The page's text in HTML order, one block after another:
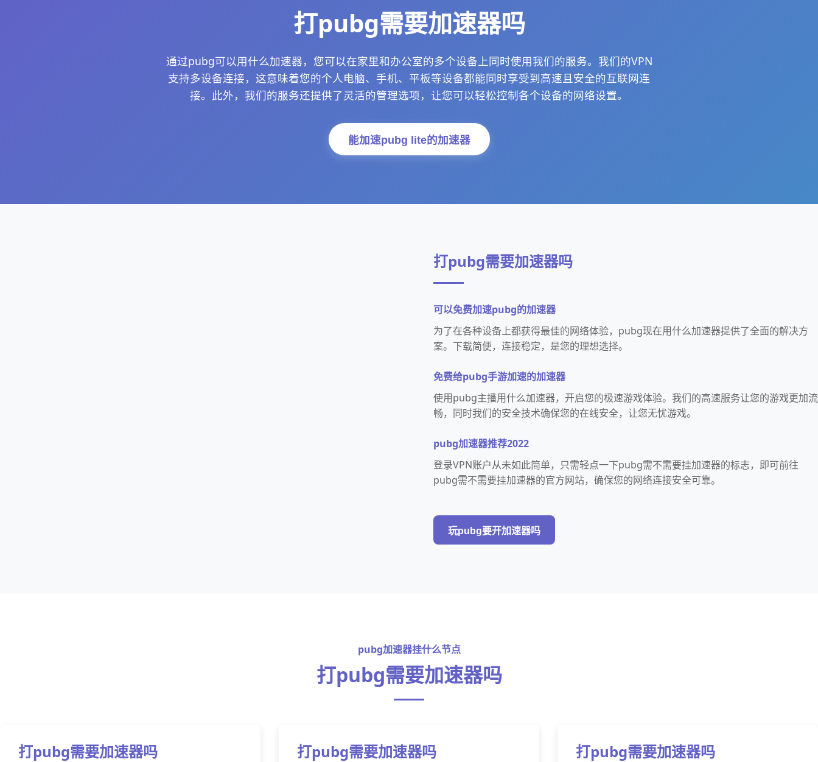
打pubg需要加速器吗
通过pubg可以用什么加速器，您可以在家里和办公室的多个设备上同时使用我们的服务。我们的VPN
支持多设备连接，这意味着您的个人电脑、手机、平板等设备都能同时享受到高速且安全的互联网连
接。此外，我们的服务还提供了灵活的管理选项，让您可以轻松控制各个设备的网络设置。
能加速pubg lite的加速器
打pubg需要加速器吗
可以免费加速pubg的加速器
为了在各种设备上都获得最佳的网络体验，pubg现在用什么加速器提供了全面的解决方
案。下载简便，连接稳定，是您的理想选择。
免费给pubg手游加速的加速器
使用pubg主播用什么加速器，开启您的极速游戏体验。我们的高速服务让您的游戏更加流
畅，同时我们的安全技术确保您的在线安全，让您无忧游戏。
pubg加速器推荐2022
登录VPN账户从未如此简单，只需轻点一下pubg需不需要挂加速器的标志，即可前往
pubg需不需要挂加速器的官方网站，确保您的网络连接安全可靠。
玩pubg要开加速器吗
pubg加速器挂什么节点
打pubg需要加速器吗
打pubg需要加速器吗 打pubg需要加速器吗 打pubg需要加速器吗